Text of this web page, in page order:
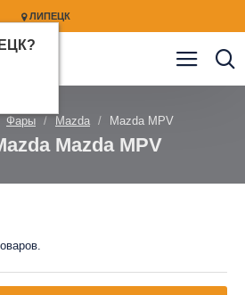
ЛИПЕЦК
?
Фары Mazda Mazda MPV
Mazda MPV